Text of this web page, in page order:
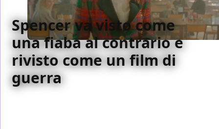
Spencer va visto come
una fiaba al contrario e
rivisto come un film di
guerra